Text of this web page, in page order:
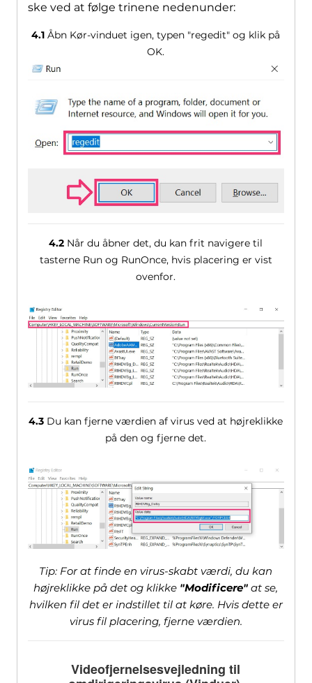
ske ved at følge trinene nedenunder:
4.1 Åbn Kør-vinduet igen, typen "regedit" og klik på
OK.
4.2 Når du åbner det, du kan frit navigere til
tasterne Run og RunOnce, hvis placering er vist
ovenfor.
4.3 Du kan fjerne værdien af ​​virus ved at højreklikke
på den og fjerne det.
Tip: For at finde en virus-skabt værdi, du kan
højreklikke på det og klikke "Modificere" at se,
hvilken fil det er indstillet til at køre. Hvis dette er
virus fil placering, fjerne værdien.
Videofjernelsesvejledning til